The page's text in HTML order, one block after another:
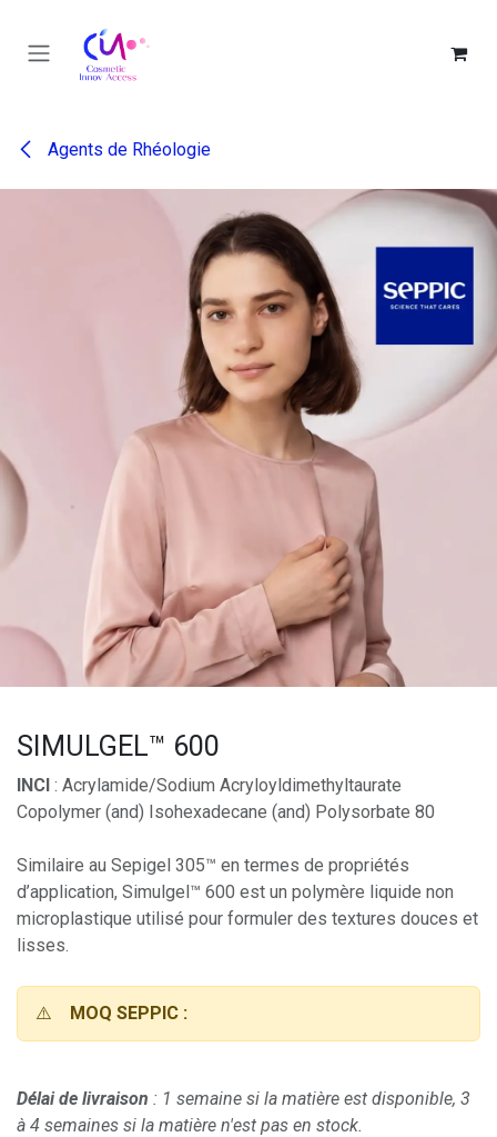
Agents de Rhéologie
SIMULGEL™ 600
INCI : Acrylamide/Sodium Acryloyldimethyltaurate
Copolymer (and) Isohexadecane (and) Polysorbate 80
Similaire au Sepigel 305™ en termes de propriétés
d’application, Simulgel™ 600 est un polymère liquide non
microplastique utilisé pour formuler des textures douces et
lisses.
⚠️ MOQ SEPPIC :
Délai de livraison : 1 semaine si la matière est disponible, 3
à 4 semaines si la matière n'est pas en stock.